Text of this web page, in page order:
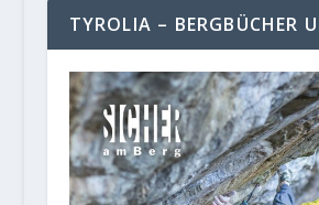
TYROLIA – BERGBÜCHER